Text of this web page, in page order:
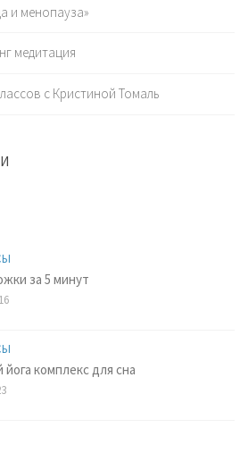
и менопауза»
медитация
с Кристиной Томаль
за 5 минут
комплекс для сна